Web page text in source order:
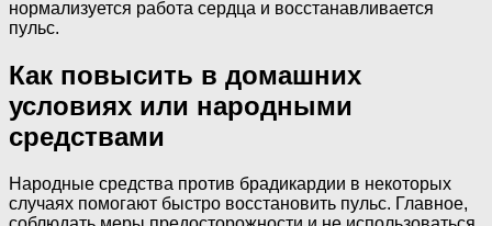
нормализуется работа сердца и восстанавливается
пульс.
Как повысить в домашних
условиях или народными
средствами
Народные средства против брадикардии в некоторых
случаях помогают быстро восстановить пульс. Главное,